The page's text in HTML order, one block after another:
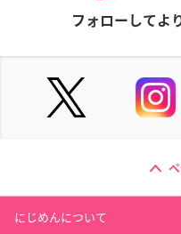
フォローしてよ
にじめんについて